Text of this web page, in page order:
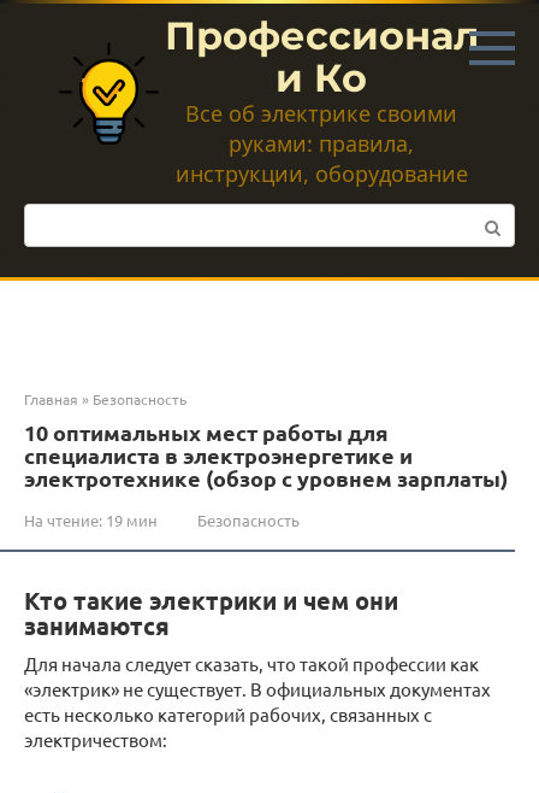
Перейти
контенту
Профессионал
и Ко
Все об электрике своими
руками: правила,
инструкции, оборудование
Поиск:
Главная » Безопасность
10 оптимальных мест работы для
специалиста в электроэнергетике и
электротехнике (обзор с уровнем зарплаты)
На чтение: 19 мин Безопасность
Кто такие электрики и чем они
занимаются
Для начала следует сказать, что такой профессии как
«электрик» не существует. В официальных документах
есть несколько категорий рабочих, связанных с
электричеством: